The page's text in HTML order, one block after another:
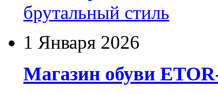
1 Января 2026
Магазин обуви